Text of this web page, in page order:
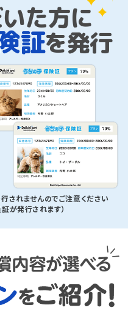
た方に
証を発行
行されませんのでご注意ください
証が発行されます）